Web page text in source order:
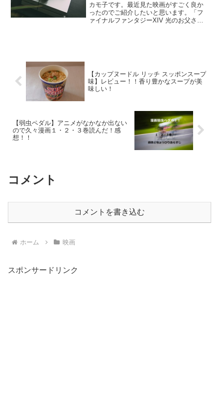
カモ子です。最近見た映画がすごく良か
ったのでご紹介したいと思います。「フ
ァイナルファンタジーXIV 光のお父さ
【カップヌードル リッチ スッポンスープ
味】レビュー！！香り豊かなスープが美
味しい！
【弱虫ペダル】アニメがなかなか出ない
ので久々漫画１・２・３巻読んだ！感
想！！
コメント
コメントを書き込む
ホーム 映画
スポンサードリンク